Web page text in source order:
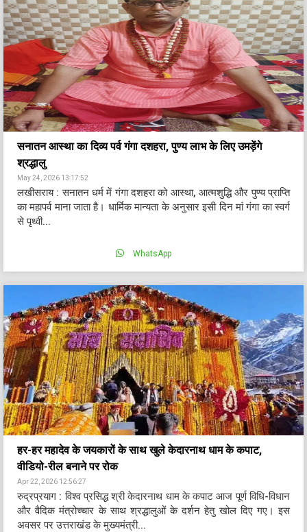
सनातन आस्था का दिव्य पर्व गंगा दशहरा, पुण्य लाभ के लिए उमड़ेंगे
श्रद्धालु
May 24, 2026 13:17:52
लखीसराय : सनातन धर्म में गंगा दशहरा को आस्था, आत्मशुद्धि और पुण्य प्राप्ति
का महापर्व माना जाता है। धार्मिक मान्यता के अनुसार इसी दिन मां गंगा का स्वर्ग
से पृथ्वी...
WhatsApp
हर-हर महादेव के जयकारों के साथ खुले केदारनाथ धाम के कपाट,
वीडियो-रील बनाने पर रोक
Apr 22, 2026 12:56:27
रुद्रप्रयाग : विश्व प्रसिद्ध श्री केदारनाथ धाम के कपाट आज पूर्ण विधि-विधान
और वैदिक मंत्रोच्चार के साथ श्रद्धालुओं के दर्शन हेतु खोल दिए गए। इस
अवसर पर उत्तराखंड के मुख्यमंत्री...